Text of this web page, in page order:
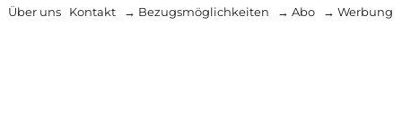
Über uns Kontakt → Bezugsmöglichkeiten → Abo → Werbung